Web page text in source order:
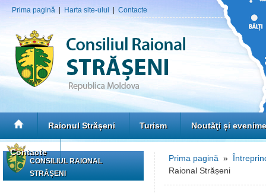
Prima pagină Harta site-ului Contacte
Raionul Strășeni Turism Noutăţi și
Contacte
CONSILIUL RAIONAL
STRĂȘENI
Prima pagină »
Raional Strășeni